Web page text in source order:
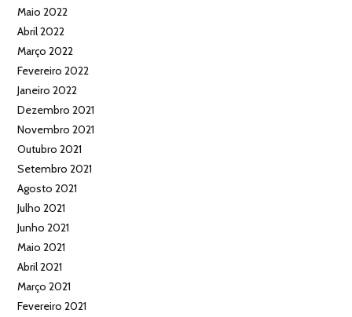
Maio 2022
Abril 2022
Março 2022
Fevereiro 2022
Janeiro 2022
Dezembro 2021
Novembro 2021
Outubro 2021
Setembro 2021
Agosto 2021
Julho 2021
Junho 2021
Maio 2021
Abril 2021
Março 2021
Fevereiro 2021